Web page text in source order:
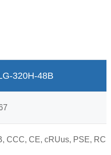
320H-48B
CCC, CE, cRUus, PSE,